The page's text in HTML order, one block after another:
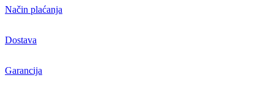
Način plaćanja
Dostava
Garancija